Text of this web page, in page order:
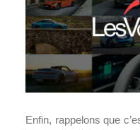
Enfin, rappelons que